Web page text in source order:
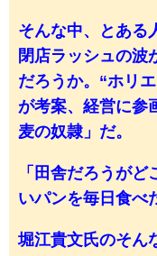
そんな中、とある
閉店ラッシュの波
だろうか。“ホリ
が考案、経営に参
麦の奴隷」だ。
「田舎だろうが
いパンを毎日食べ
堀江貴文氏のそん